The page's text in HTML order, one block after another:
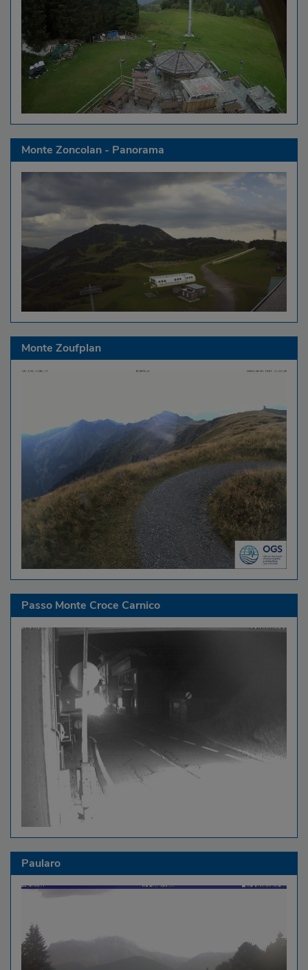
Monte Zoncolan - Panorama
Monte Zoufplan
Passo Monte Croce Carnico
Paularo